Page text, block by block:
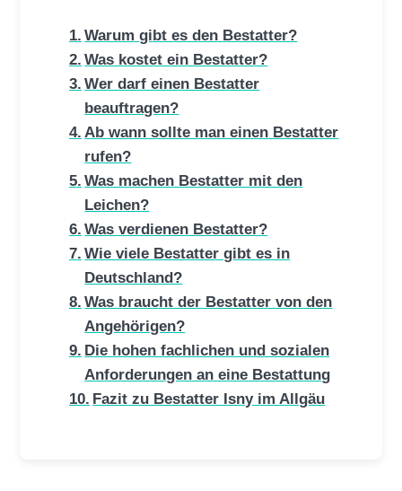
Warum gibt es den Bestatter?
Was kostet ein Bestatter?
Wer darf einen Bestatter
beauftragen?
Ab wann sollte man einen Bestatter
rufen?
Was machen Bestatter mit den
Leichen?
Was verdienen Bestatter?
Wie viele Bestatter gibt es in
Deutschland?
Was braucht der Bestatter von den
Angehörigen?
Die hohen fachlichen und sozialen
Anforderungen an eine Bestattung
Fazit zu Bestatter Isny im Allgäu